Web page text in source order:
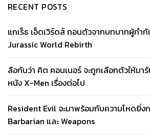
RECENT POSTS
แกเร็ธ เอ็ดเวิร์ดส์ ถอนตัวจากบทบาทผู้กำ
Jurassic World Rebirth
ลือกันว่า คิต คอนเนอร์ จะถูกเลือกตัวให้มา
หนัง X-Men เรื่องต่อไป
Resident Evil จะมาพร้อมกับความโหดยิ่ง
Barbarian และ Weapons